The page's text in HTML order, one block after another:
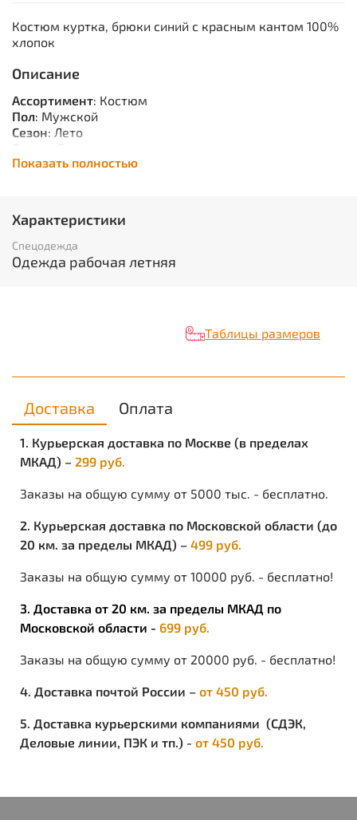
Костюм куртка, брюки синий с красным кантом 100%
хлопок
Описание
Ассортимент: Костюм
Пол: Мужской
Сезон: Лето
Описание : Тк. 100% узбекская саржа,. Куртка
Кант, отделочные строчки красные. ГОСТ 27575-87.
Единица измерения
Вес нетто в кг
Объём в кубических метрах
Показать полностью
Характеристики
Спецодежда
Одежда рабочая летняя
Таблицы размеров
Доставка Оплата
1. Курьерская доставка по Москве (в пределах
МКАД) – 299 руб.
Заказы на общую сумму от 5000 тыс. - бесплатно.
2. Курьерская доставка по Московской области (до
20 км. за пределы МКАД) – 499 руб.
Заказы на общую сумму от 10000 руб. - бесплатно!
3. Доставка от 20 км. за пределы МКАД по
Московской области - 699 руб.
Заказы на общую сумму от 20000 руб. - бесплатно!
4. Доставка почтой России – от 450 руб.
5. Доставка курьерскими компаниями (СДЭК,
Деловые линии, ПЭК и тп.) - от 450 руб.